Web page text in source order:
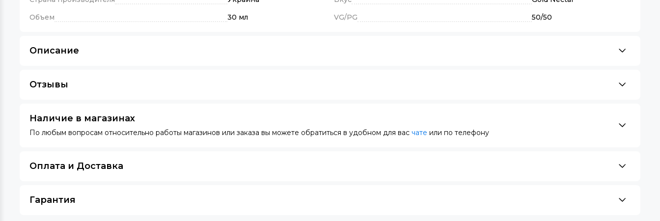
Объем
30 мл VG/PG 50/50
Описание
Отзывы
Наличие в магазинах
По любым вопросам относительно работы магазинов или заказа вы можете обратиться в удобном для вас чате или по телефону
Оплата и Доставка
Гарантия